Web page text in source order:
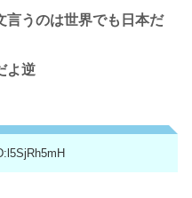
言うのは世界でも日本だ
よ逆